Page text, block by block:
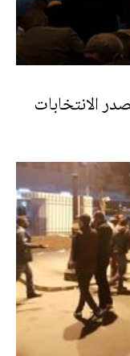
الانتخابات